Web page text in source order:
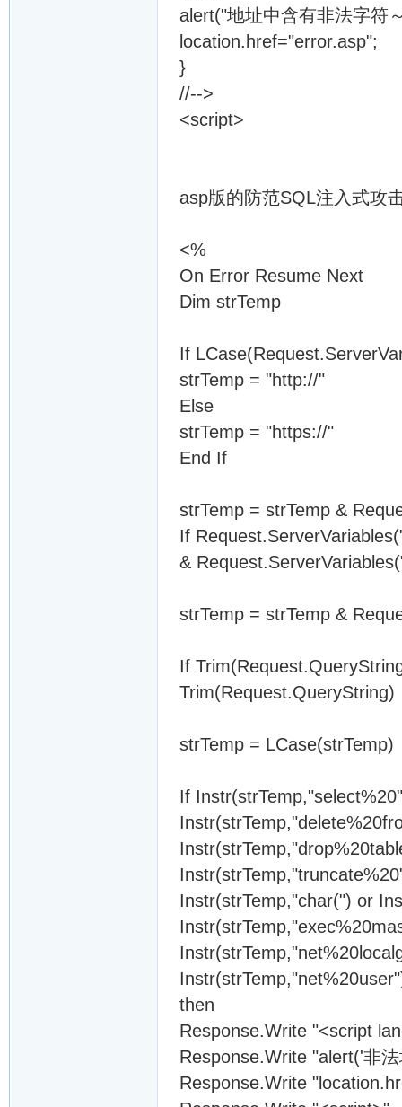
alert("地址中含有非法字符
location.href="error.asp";
}
//-->
<script>
asp版的防范SQL注入式攻
<%
On Error Resume Next
Dim strTemp
If
strTemp = "http://"
Else
strTemp = "https://"
End If
strTemp = strTemp &
If
&
strTemp = strTemp &
If
Trim(Request.QueryString)
strTemp = LCase(strTemp)
If
Instr(strTemp,"char(") or
then
Response.Write "<script
Response.Write "alert('非
Response.Write